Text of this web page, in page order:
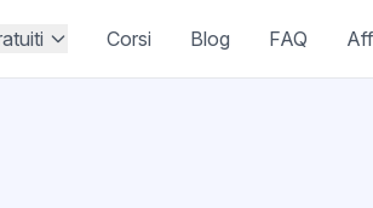
Corsi Blog FAQ